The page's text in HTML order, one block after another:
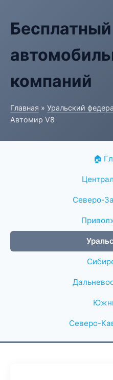
Бесплатный
компаний
Главная » Уральский
Автомир V8
🏠
Северо-
Северо-